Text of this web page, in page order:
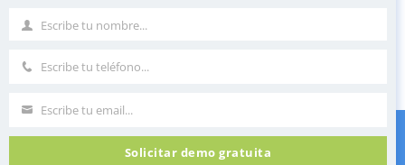
Marketing y landings para automoción
©2025 Tilo Motion SL
Nombre
Escribe tu nombre...
Teléfono
Escribe tu teléfono...
Escribe tu email...
Solicitar demo gratuita